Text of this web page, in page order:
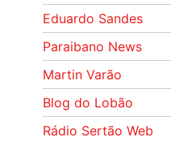
Eduardo Sandes
Paraibano News
Martin Varão
Blog do Lobão
Rádio Sertão Web